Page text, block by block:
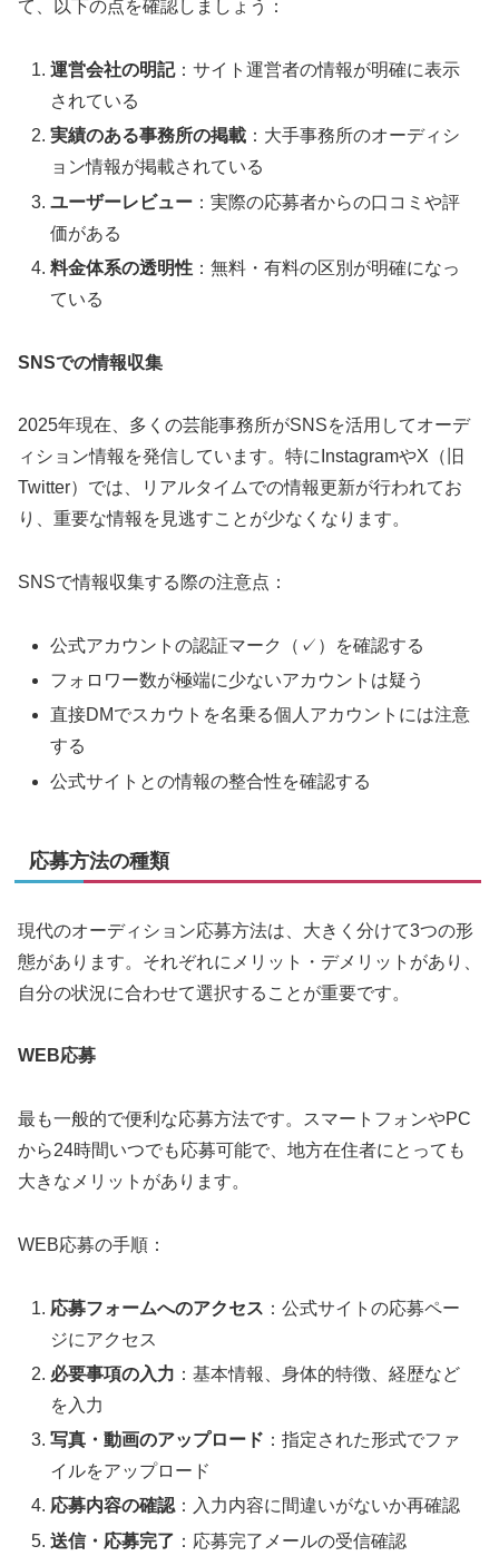
て、以下の点を確認しましょう：
運営会社の明記：サイト運営者の情報が明確に表示
されている
実績のある事務所の掲載 ：大手事務所のオーディシ
ョン情報が掲載されている
ユーザーレビュー ：実際の応募者からの口コミや評
価がある
料金体系の透明性 ：無料・有料の区別が明確になっ
ている
SNSでの情報収集
2025年現在、多くの芸能事務所がSNSを活用してオーデ
ィション情報を発信しています。特にInstagramやX（旧
Twitter）では、リアルタイムでの情報更新が行われてお
り、重要な情報を見逃すことが少なくなります。
SNSで情報収集する際の注意点：
公式アカウントの認証マーク（✓）を確認する
フォロワー数が極端に少ないアカウントは疑う
直接DMでスカウトを名乗る個人アカウントには注意
する
公式サイトとの情報の整合性を確認する
応募方法の種類
現代のオーディション応募方法は、大きく分けて3つの形
態があります。それぞれにメリット・デメリットがあり、
自分の状況に合わせて選択することが重要です。
WEB応募
最も一般的で便利な応募方法です。スマートフォンやPC
から24時間いつでも応募可能で、地方在住者にとっても
大きなメリットがあります。
WEB応募の手順：
応募フォームへのアクセス ：公式サイトの応募ペー
ジにアクセス
必要事項の入力 ：基本情報、身体的特徴、経歴など
を入力
写真・動画のアップロード ：指定された形式でファ
イルをアップロード
応募内容の確認：入力内容に間違いがないか再確認
送信・応募完了 ：応募完了メールの受信確認